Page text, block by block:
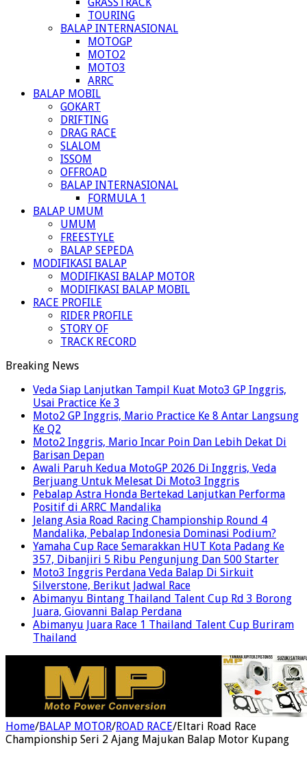
TOURING
BALAP INTERNASIONAL
MOTOGP
MOTO2
MOTO3
ARRC
BALAP MOBIL
GOKART
DRIFTING
DRAG RACE
SLALOM
ISSOM
OFFROAD
BALAP INTERNASIONAL
FORMULA 1
BALAP UMUM
UMUM
FREESTYLE
BALAP SEPEDA
MODIFIKASI BALAP
MODIFIKASI BALAP MOTOR
MODIFIKASI BALAP MOBIL
RACE PROFILE
RIDER PROFILE
STORY OF
TRACK RECORD
Breaking News
Veda Siap Lanjutkan Tampil Kuat Moto3 GP Inggris,
Usai Practice Ke 3
Moto2 GP Inggris, Mario Practice Ke 8 Antar Langsung
Ke Q2
Moto2 Inggris, Mario Incar Poin Dan Lebih Dekat Di
Barisan Depan
Awali Paruh Kedua MotoGP 2026 Di Inggris, Veda
Berjuang Untuk Melesat Di Moto3 Inggris
Pebalap Astra Honda Bertekad Lanjutkan Performa
Positif di ARRC Mandalika
Jelang Asia Road Racing Championship Round 4
Mandalika, Pebalap Indonesia Dominasi Podium?
Yamaha Cup Race Semarakkan HUT Kota Padang Ke
357, Dibanjiri 5 Ribu Pengunjung Dan 500 Starter
Moto3 Inggris Perdana Veda Balap Di Sirkuit
Silverstone, Berikut Jadwal Race
Abimanyu Bintang Thailand Talent Cup Rd 3 Borong
Juara, Giovanni Balap Perdana
Abimanyu Juara Race 1 Thailand Talent Cup Buriram
Thailand
Home/BALAP MOTOR/ROAD RACE/Eltari Road Race
Championship Seri 2 Ajang Majukan Balap Motor Kupang